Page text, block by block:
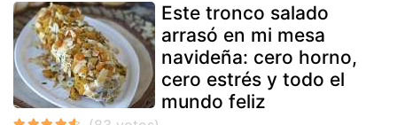
Este tronco salado
arrasó en mi mesa
navideña: cero horno,
cero estrés y todo el
mundo feliz